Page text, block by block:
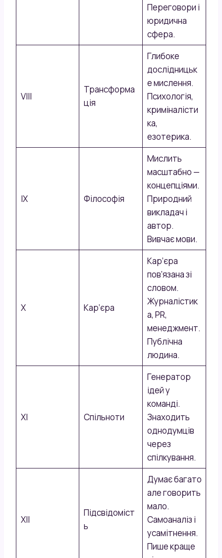
Переговори і
юридична
сфера.
VIII
Трансформа
ція
Глибоке
дослідницьк
е мислення.
Психологія,
криміналісти
ка,
езотерика.
IX Філософія
Мислить
масштабно —
концепціями.
Природний
викладач і
автор.
Вивчає мови.
X Кар’єра
Кар’єра
пов’язана зі
словом.
Журналістик
а, PR,
менеджмент.
Публічна
людина.
XI Спільноти
Генератор
ідей у
команді.
Знаходить
однодумців
через
спілкування.
XII
Підсвідоміст
ь
Думає багато
але говорить
мало.
Самоаналіз і
усамітнення.
Пише краще